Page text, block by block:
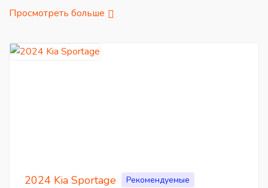
Просмотреть больше
2024 Kia Sportage
Рекомендуемые